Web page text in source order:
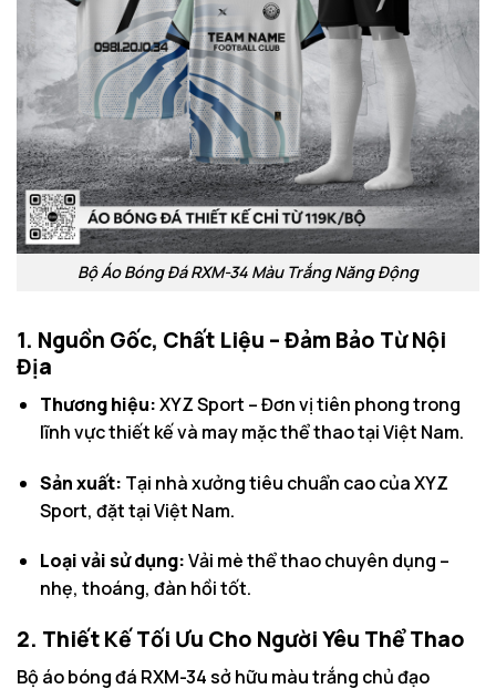
Bộ Áo Bóng Đá RXM-34 Màu Trắng Năng Động
1. Nguồn Gốc, Chất Liệu – Đảm Bảo Từ Nội
Địa
Thương hiệu:XYZ Sport – Đơn vị tiên phong trong
lĩnh vực thiết kế và may mặc thể thao tại Việt Nam.
Sản xuất: Tại nhà xưởng tiêu chuẩn cao của XYZ
Sport, đặt tại Việt Nam.
Loại vải sử dụng:Vải mè thể thao chuyên dụng –
nhẹ, thoáng, đàn hồi tốt.
2. Thiết Kế Tối Ưu Cho Người Yêu Thể Thao
Bộ áo bóng đá RXM-34 sở hữu màu trắng chủ đạo